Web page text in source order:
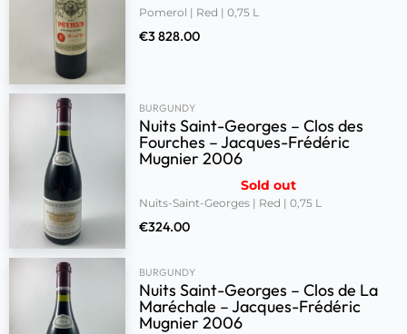
Pomerol | Red | 0,75 L
€3 828.00
BURGUNDY
Nuits Saint-Georges – Clos des
Fourches – Jacques-Frédéric
Mugnier 2006
Sold out
Nuits-Saint-Georges | Red | 0,75 L
€324.00
BURGUNDY
Nuits Saint-Georges – Clos de La
Maréchale – Jacques-Frédéric
Mugnier 2006